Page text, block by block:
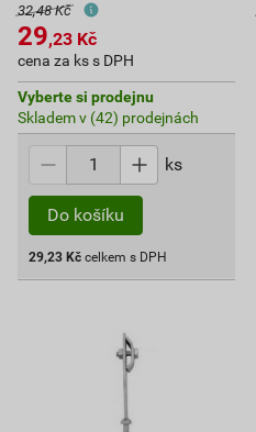
32,48 Kč
29,23 Kč
cena za ks s DPH
Vyberte si prodejnu
Skladem v (42) prodejnách
ks
Do košíku
29,23 Kč celkem s DPH